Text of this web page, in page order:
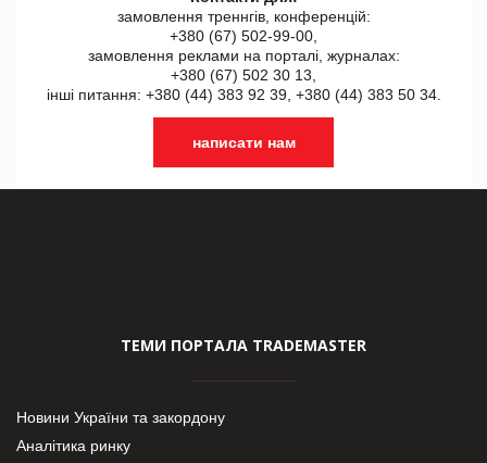
замовлення треннгів, конференцій:
+380 (67) 502-99-00,
замовлення реклами на порталі, журналах:
+380 (67) 502 30 13,
інші питання: +380 (44) 383 92 39, +380 (44) 383 50 34.
написати нам
ТЕМИ ПОРТАЛА TRADEMASTER
Новини України та закордону
Аналітика ринку